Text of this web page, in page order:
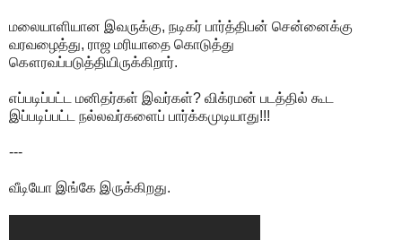
மலையாளியான இவருக்கு, நடிகர் பார்த்திபன் சென்னைக்கு
வரவழைத்து, ராஜ மரியாதை கொடுத்து
கௌரவப்படுத்தியிருக்கிறார்.
எப்படிப்பட்ட மனிதர்கள் இவர்கள்? விக்ரமன் படத்தில் கூட
இப்படிப்பட்ட நல்லவர்களைப் பார்க்கமுடியாது!!!
---
வீடியோ இங்கே இருக்கிறது.